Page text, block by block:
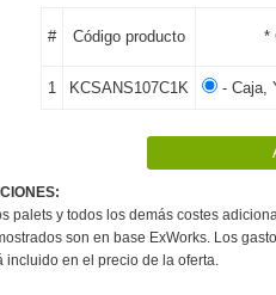
# Código producto *
1 KCSANS107C1K - Caja,
palets y todos los demás costes
son en base ExWorks. Los
incluido en el precio de la oferta.